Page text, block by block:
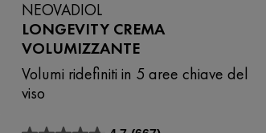
NEOVADIOL
LONGEVITY CREMA
VOLUMIZZANTE
Volumi ridefiniti in 5 aree chiave del
viso